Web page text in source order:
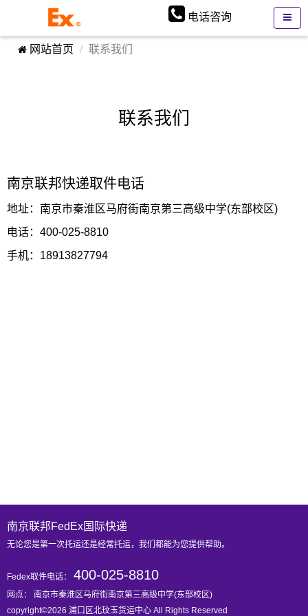
电话咨询
网站首页 联系我们
联系我们
南京联邦快递取件电话
地址：南京市秦淮区马府街南京第三高级中学(东部校区)
电话：400-025-8810
手机：18913827794
南京联邦FedEx国际快递
无论您是第一次托运还是经常托运，我们都能为您提供帮助。
Fedex取件电话： 400-025-8810
网点： 南京市秦淮区马府街南京第三高级中学(东部校区)
copyright©2026 浦口区北玟玉货运中心 All Rights Reserved